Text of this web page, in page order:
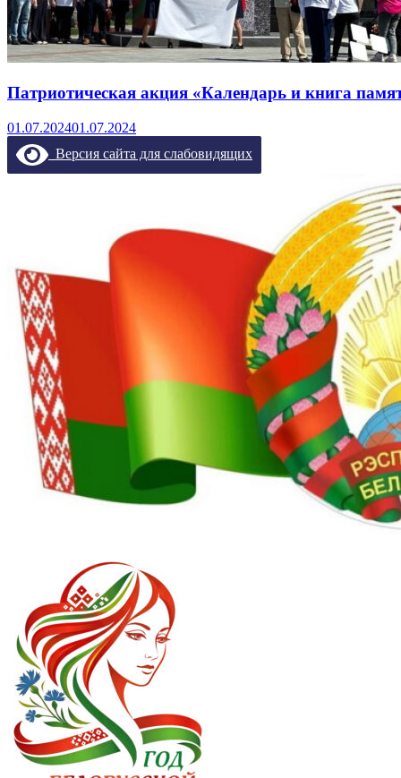
Патриотическая акция «Календарь и книга
01.07.202401.07.2024
Версия сайта для слабовидящих